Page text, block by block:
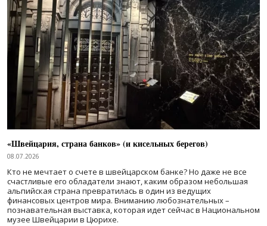
«Швейцария, страна банков» (и кисельных берегов)
08.07.2026
Кто не мечтает о счете в швейцарском банке? Но даже не все
счастливые его обладатели знают, каким образом небольшая
альпийская страна превратилась в один из ведущих
финансовых центров мира. Вниманию любознательных –
познавательная выставка, которая идет сейчас в Национальном
музее Швейцарии в Цюрихе.